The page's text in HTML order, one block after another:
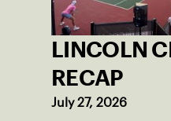
LINCOLN
RECAP
July 27, 2026